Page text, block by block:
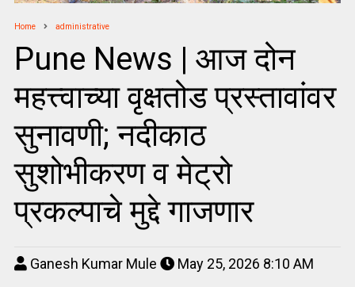
Home administrative
Pune News | आज दोन
महत्त्वाच्या वृक्षतोड प्रस्तावांवर
सुनावणी; नदीकाठ
सुशोभीकरण व मेट्रो
प्रकल्पाचे मुद्दे गाजणार
Ganesh Kumar Mule
May 25, 2026 8:10 AM